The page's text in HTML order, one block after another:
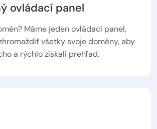
ovládací panel
Máme jeden ovládací panel,
všetky svoje domény, aby
a rýchlo získali prehľad.